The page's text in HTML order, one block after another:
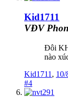
Kid1711
VĐV
Đôi
nào
Kid1711 , 10/
#4